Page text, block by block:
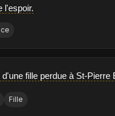
l'espoir.
fille perdue à St-Pierre
Fille